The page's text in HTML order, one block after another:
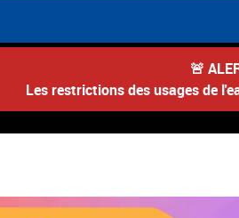
🚨
Les restrictions des usages de